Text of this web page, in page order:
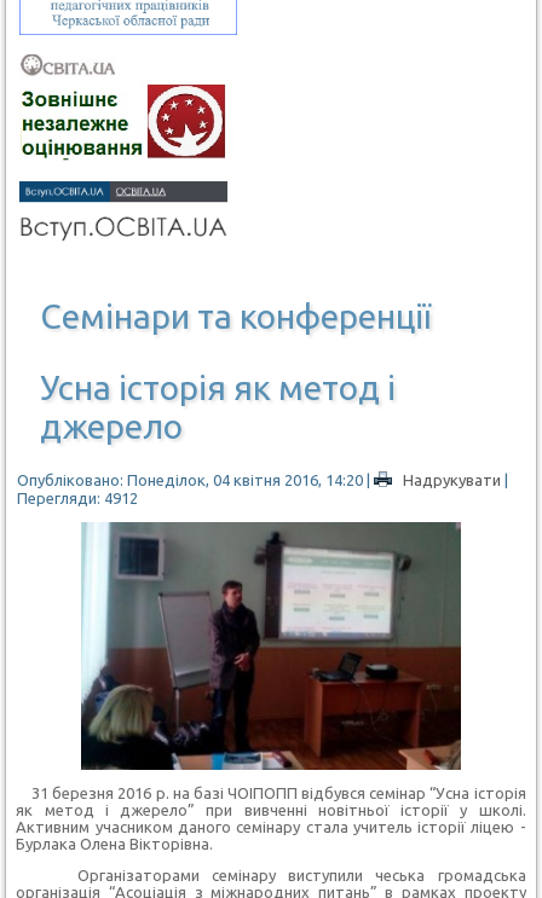
Семінари та конференції
Усна історія як метод і
джерело
Опубліковано: Понеділок, 04 квітня 2016, 14:20 | Надрукувати |
Перегляди: 4912
31 березня 2016 р. на базі ЧОІПОПП відбувся семінар “Усна історія
як метод і джерело” при вивченні новітньої історії у школі.
Активним учасником даного семінару стала учитель історії ліцею -
Бурлака Олена Вікторівна.
Організаторами семінару виступили чеська громадська
організація “Асоціація з міжнародних питань” в рамках проекту